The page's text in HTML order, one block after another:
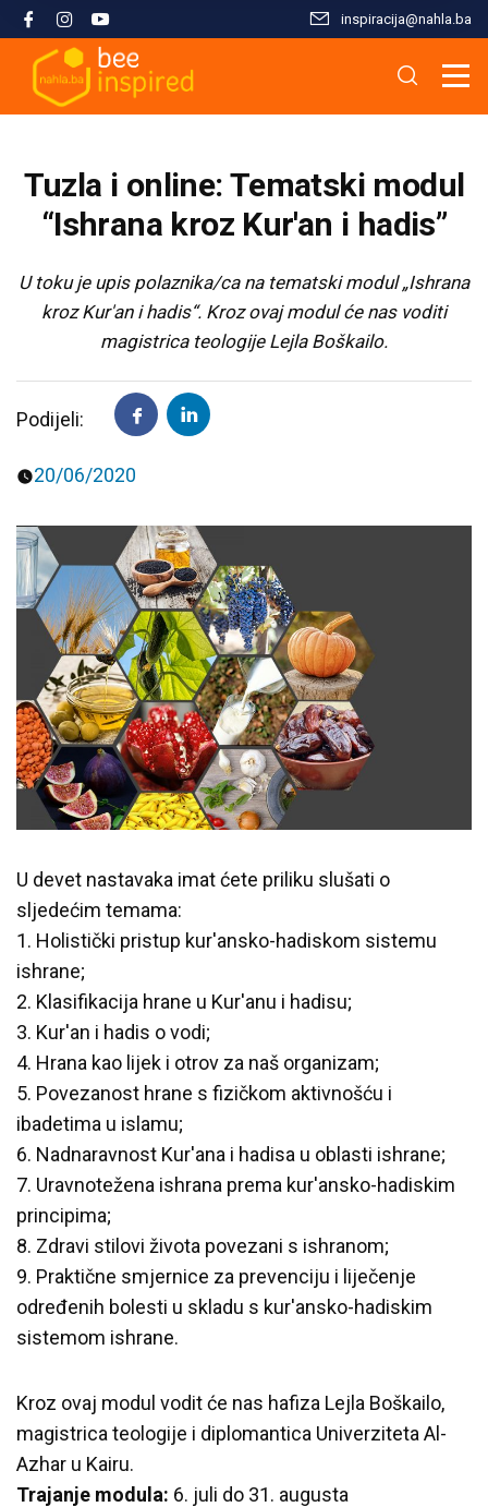
inspiracija@nahla.bа
Tuzla i online: Tematski modul
“Ishrana kroz Kur'an i hadis”
U toku je upis polaznika/ca na tematski modul „Ishrana
kroz Kur'an i hadis“. Kroz ovaj modul će nas voditi
magistrica teologije Lejla Boškailo.
Podijeli:
20/06/2020
U devet nastavaka imat ćete priliku slušati o
sljedećim temama:
1. Holistički pristup kur'ansko-hadiskom sistemu
ishrane;
2. Klasifikacija hrane u Kur'anu i hadisu;
3. Kur'an i hadis o vodi;
4. Hrana kao lijek i otrov za naš organizam;
5. Povezanost hrane s fizičkom aktivnošću i
ibadetima u islamu;
6. Nadnaravnost Kur'ana i hadisa u oblasti ishrane;
7. Uravnotežena ishrana prema kur'ansko-hadiskim
principima;
8. Zdravi stilovi života povezani s ishranom;
9. Praktične smjernice za prevenciju i liječenje
određenih bolesti u skladu s kur'ansko-hadiskim
sistemom ishrane.
Kroz ovaj modul vodit će nas hafiza Lejla Boškailo,
magistrica teologije i diplomantica Univerziteta Al-
Azhar u Kairu.
Trajanje modula: 6. juli do 31. augusta
Misija i filozofija
Konsultanti/ice
Kontaktirajte nas
Škola islama
Hifz Kur'ana
Arapski jezik kroz Kur'an
Tematski moduli
Seminari i radionice
Kursevi
Predavanja i tribine
Osnove islama
Stopama Poslanika
Žena i islam
Islam i savremeni izazovi
Porodični život u islamu
Islamska kultura i civilizacija
Inspirativne priče i intervjui
Nahla kao inspiracija
Sloboda vjere
Analize i studije
Radni materijali
Multimedija